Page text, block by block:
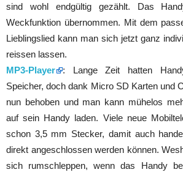
sind wohl endgültig gezählt. Das
Weckfunktion übernommen. Mit dem
Lieblingslied kann man sich jetzt ganz
reissen lassen.
MP3-Player
: Lange Zeit hatten
Speicher, doch dank Micro SD Karten und
nun behoben und man kann mühelos
auf sein Handy laden. Viele neue
schon 3,5 mm Stecker, damit auch
direkt angeschlossen werden können.
sich rumschleppen, wenn das Handy